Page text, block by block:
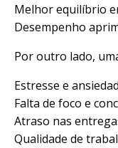
Melhor equilíbrio
Desempenho
Por outro lado,
Estresse e
Falta de foco e
Atraso nas
Qualidade de